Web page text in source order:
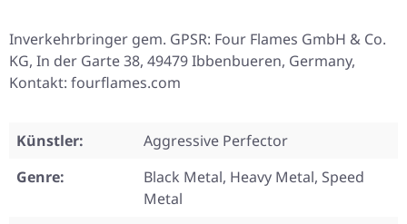
Inverkehrbringer gem. GPSR: Four Flames GmbH & Co.
KG, In der Garte 38, 49479 Ibbenbueren, Germany,
Kontakt: fourflames.com
Künstler:
Aggressive Perfector
Genre:
Black Metal, Heavy Metal, Speed
Metal